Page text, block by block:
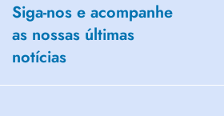
Siga-nos e acompanhe
as nossas últimas
notícias